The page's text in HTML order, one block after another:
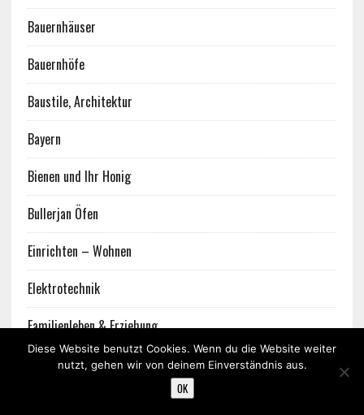
Bauernhäuser
Bauernhöfe
Baustile, Architektur
Bayern
Bienen und Ihr Honig
Bullerjan Öfen
Einrichten – Wohnen
Elektrotechnik
Familienleben & Erziehung
Fenster Bauernhaus
Diese Website benutzt Cookies. Wenn du die Website weiter
nutzt, gehen wir von deinem Einverständnis aus.
OK